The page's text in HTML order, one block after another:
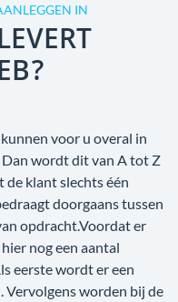
IN
voor u overal in
Dan wordt dit van A tot Z
de klant slechts één
doorgaans tussen
opdracht.Voordat er
nog een aantal
eerste wordt er een
Vervolgens worden bij de